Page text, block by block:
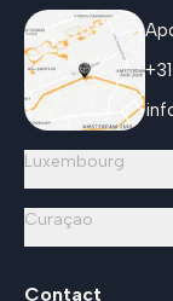
Luxembourg
Curaçao
Contact